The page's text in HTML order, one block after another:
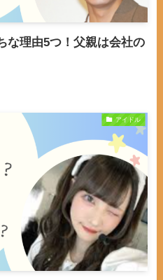
な理由5つ！父親は会社の
アイドル